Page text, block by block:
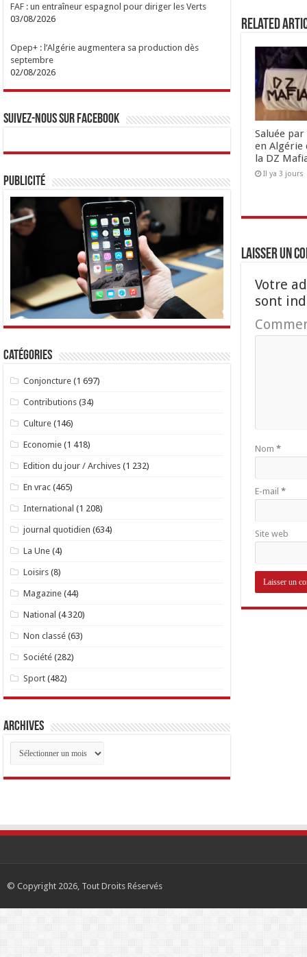
Related
Saluée
en Algérie
la DZ
Il ya 3 jours
Laisser un
Votre
sont
Nom *
E-mail *
Site web
FAF : un entraîneur espagnol pour diriger les Verts
03/08/2026
Opep+ : l’Algérie augmentera sa production dès
septembre
02/08/2026
Suivez-nous sur Facebook
Publicité
Catégories
Conjoncture (1 697)
Contributions (34)
Culture (146)
Economie (1 418)
Edition du jour / Archives (1 232)
En vrac (465)
International (1 208)
journal quotidien (634)
La Une (4)
Loisirs (8)
Magazine (44)
National (4 320)
Non classé (63)
Société (282)
Sport (482)
Archives
Archives
© Copyright 2026, Tout Droits Réservés